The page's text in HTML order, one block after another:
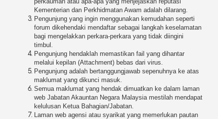
Kementerian dan Perkhidmatan Awam adalah dilarang.
Pengunjung yang ingin menggunakan kemudahan seperti
forum dikehendaki mendaftar sebagai langkah keselamatan
bagi mengelakkan perkara-perkara yang tidak diingini
timbul.
Pengunjung hendaklah memastikan fail yang dihantar
melalui kepilan (Attachment) bebas dari virus.
Pengunjung adalah bertanggungjawab sepenuhnya ke atas
maklumat yang dikunci masuk.
Semua maklumat yang hendak dimuatkan ke dalam laman
web Jabatan Akauntan Negara Malaysia mestilah mendapat
kelulusan Ketua Bahagian/Jabatan.
Laman web agensi atau syarikat yang memerlukan pautan